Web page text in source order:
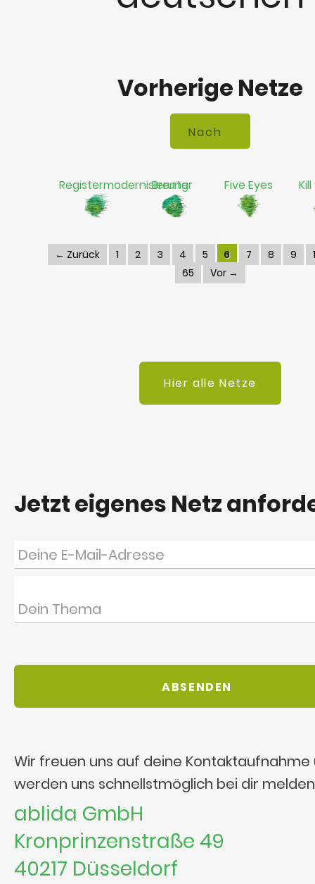
Vorherige Netze
Registermodernisierung
Brenter Five Eyes
← Zurück 1 2 3 4 5 6 7 8 9
65
Vor →
Hier alle Netze
Jetzt eigenes Netz
Wir freuen uns auf deine Kontaktaufnahme
werden uns schnellstmöglich bei dir
ablida GmbH
Kronprinzenstraße 49
40217 Düsseldorf